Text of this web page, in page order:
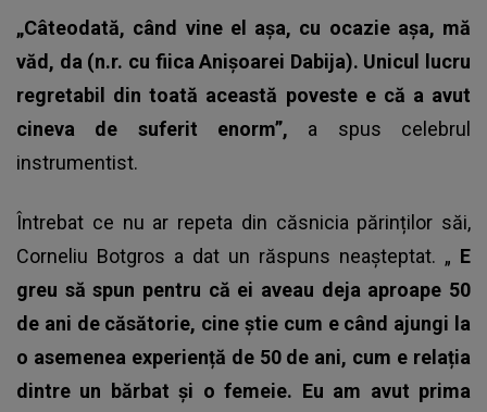
„Câteodată, când vine el așa, cu ocazie așa, mă
văd, da (n.r. cu fiica Anișoarei Dabija). Unicul lucru
regretabil din toată această poveste e că a avut
cineva de suferit enorm”, a spus celebrul
instrumentist.
Întrebat ce nu ar repeta din căsnicia părinților săi,
Corneliu Botgros a dat un răspuns neașteptat. „ E
greu să spun pentru că ei aveau deja aproape 50
de ani de căsătorie, cine știe cum e când ajungi la
o asemenea experiență de 50 de ani, cum e relația
dintre un bărbat și o femeie. Eu am avut prima